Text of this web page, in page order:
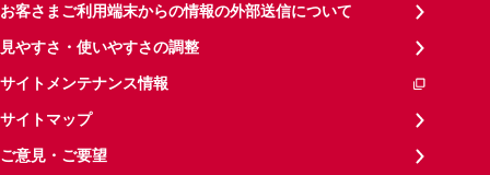
お客さまご利用端末からの情報の外部送信について
見やすさ・使いやすさの調整
サイトメンテナンス情報
サイトマップ
ご意見・ご要望